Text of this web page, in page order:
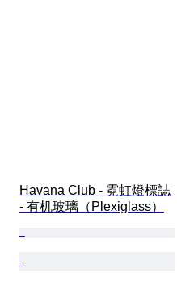
Havana Club - 霓虹燈標誌
- 有机玻璃（Plexiglass）